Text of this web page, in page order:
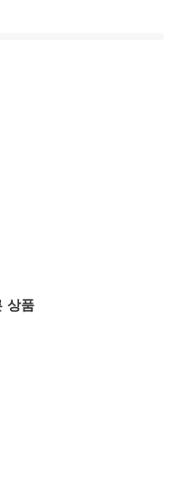
상품